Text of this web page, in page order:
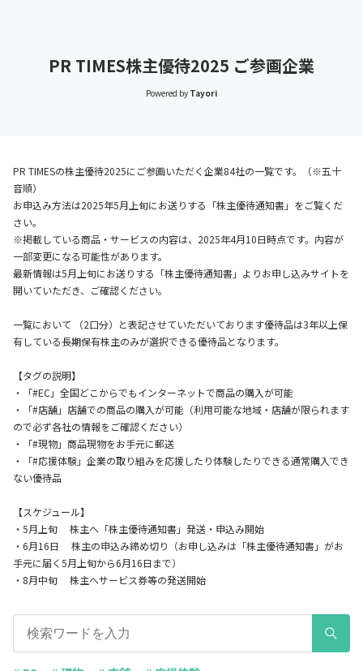
PR TIMES株主優待2025 ご参画企業
Powered by Tayori
PR TIMESの株主優待2025にご参画いただく企業84社の一覧です。（※五十
音順）
お申込み方法は2025年5月上旬にお送りする「株主優待通知書」をご覧くだ
さい。
※掲載している商品・サービスの内容は、2025年4月10日時点です。内容が
一部変更になる可能性があります。
最新情報は5月上旬にお送りする「株主優待通知書」よりお申し込みサイトを
開いていただき、ご確認ください。
一覧において （2口分）と表記させていただいております優待品は3年以上保
有している長期保有株主のみが選択できる優待品となります。
【タグの説明】
・「#EC」全国どこからでもインターネットで商品の購入が可能
・「#店舗」店舗での商品の購入が可能（利用可能な地域・店舗が限られます
ので必ず各社の情報をご確認ください）
・「#現物」商品現物をお手元に郵送
・「#応援体験」企業の取り組みを応援したり体験したりできる通常購入でき
ない優待品
【スケジュール】
・5月上旬 株主へ「株主優待通知書」発送・申込み開始
・6月16日 株主の申込み締め切り（お申し込みは「株主優待通知書」がお
手元に届く5月上旬から6月16日まで）
・8月中旬 株主へサービス券等の発送開始